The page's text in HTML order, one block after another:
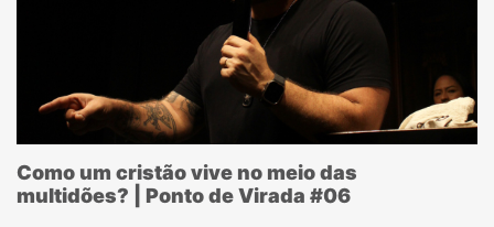
Como um cristão vive no meio das
multidões? | Ponto de Virada #06